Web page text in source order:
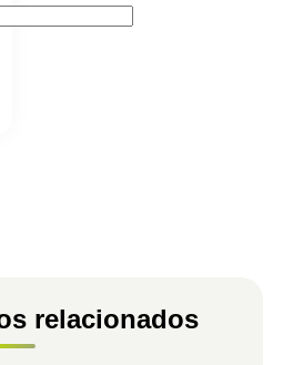
relacionados